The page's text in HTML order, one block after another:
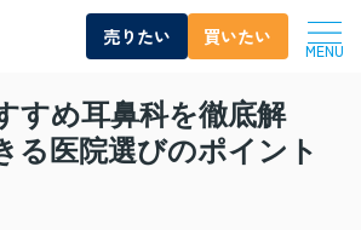
売りたい 買いたい
MENU
すめ耳鼻科を徹底解
る医院選びのポイント